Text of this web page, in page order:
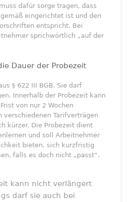
dafür sorge tragen, dass
eingerichtet ist und den
entspricht. Bei
sprichwörtlich „auf der
Dauer der Probezeit
§ 622 III BGB. Sie darf
Innerhalb der Probezeit kann
von nur 2 Wochen
verschiedenen Tarifverträgen
kürzer. Die Probezeit dient
und soll Arbeitnehmer
bieten, sich kurzfristig
falls es doch nicht „passt“.
kann nicht verlängert
darf sie auch bei